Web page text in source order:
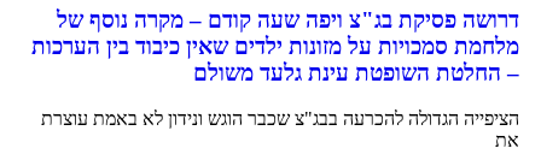
דרושה פסיקת בג"צ ויפה שעה קודם – מקרה נוסף של
מלחמת סמכויות על מזונות ילדים שאין כיבוד בין הערכות
– החלטת השופטת עינת גלעד משולם
הציפייה הגדולה להכרעה בבג"צ שכבר הוגש ונידון לא באמת עוצרת
את